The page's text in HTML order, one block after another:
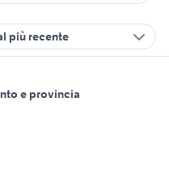
più recente
e provincia